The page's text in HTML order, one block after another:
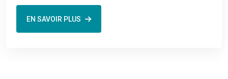
EN SAVOIR PLUS